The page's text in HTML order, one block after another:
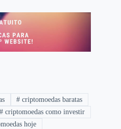
# criptomoedas baratas
#criptomoedas como investir
hoje